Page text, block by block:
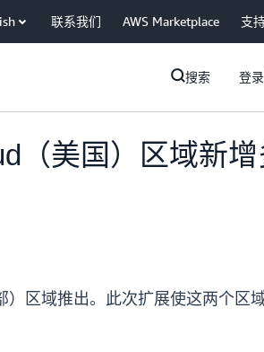
联系我们 AWS Marketplace 支
搜索 登
（美国）区域新
区域推出。此次扩展使这两个区